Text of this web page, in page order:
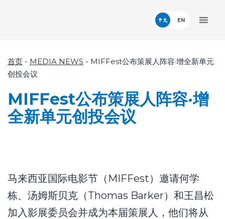
中文
首页 - MEDIA NEWS - MIFFest公布策展人阵容·增全新单元
创投会议
MIFFest公布策展人阵容·增
全新单元创投会议
马来西亚国际电影节（MIFFest）邀请何学
栋、汤姆斯贝克（Thomas Barker）和王昌松
加入影展委员会并成为本届策展人，他们将从